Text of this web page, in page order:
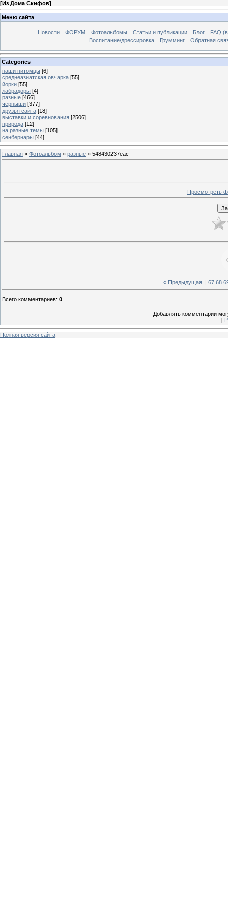
[Из Дома Скифов]
Меню сайта
Новости ФОРУМ Фотоальбомы Статьи и публикации Блог
FAQ
Воспитание/дрессировка
Грумминг Обратная
Categories
наши питомцы [6]
среднеазиатская овчарка [55]
йорки [55]
лабрадоры [4]
разные [466]
черныши [377]
друзья сайта [18]
выставки и соревнования [2506]
природа [12]
на разные темы [105]
сенбернары [44]
Главная » Фотоальбом » разные » 548430237eac
Просмотреть
« Предыдущая | 67 68
Всего комментариев: 0
Добавлять комментарии
[
Полная версия сайта